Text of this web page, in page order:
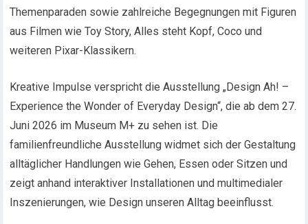
Themenparaden sowie zahlreiche Begegnungen mit Figuren
aus Filmen wie Toy Story, Alles steht Kopf, Coco und
weiteren Pixar-Klassikern.
Kreative Impulse verspricht die Ausstellung „Design Ah! –
Experience the Wonder of Everyday Design“, die ab dem 27.
Juni 2026 im Museum M+ zu sehen ist. Die
familienfreundliche Ausstellung widmet sich der Gestaltung
alltäglicher Handlungen wie Gehen, Essen oder Sitzen und
zeigt anhand interaktiver Installationen und multimedialer
Inszenierungen, wie Design unseren Alltag beeinflusst.